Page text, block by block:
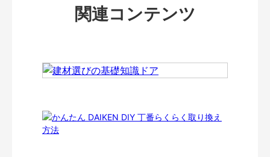
関連コンテンツ